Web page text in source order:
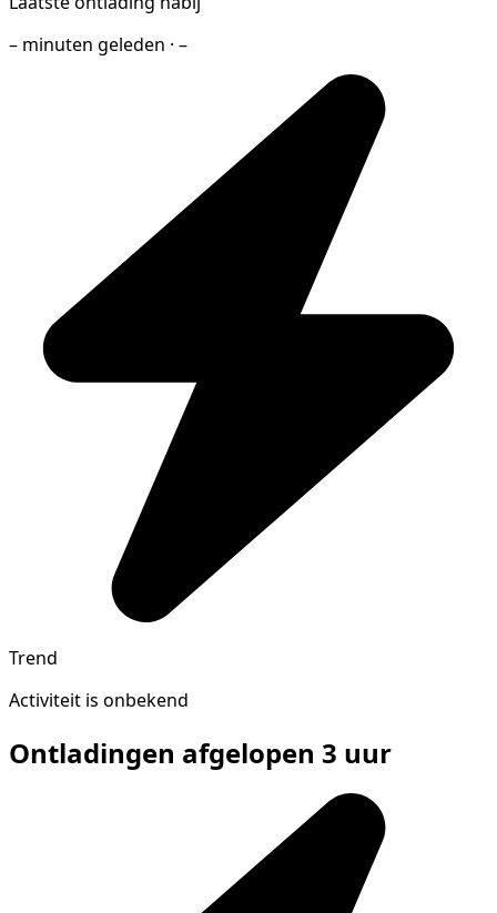
– minuten geleden · –
Trend
Activiteit is onbekend
Ontladingen afgelopen 3 uur